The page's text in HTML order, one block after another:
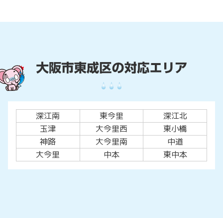
深江南 東今里
深江北
玉津
大今里西
東小橋
神路
大今里南
中道
大今里
中本 東中本